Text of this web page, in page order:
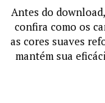
Antes do
confira como os
as cores suaves
mantém sua